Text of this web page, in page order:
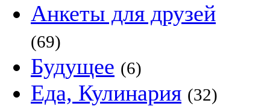
Анкеты для друзей
(69)
Будущее (6)
Еда, Кулинария (32)